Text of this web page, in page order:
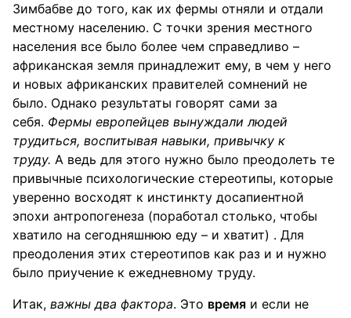
Зимбабве до того, как их фермы отняли и отдали
местному населению. С точки зрения местного
населения все было более чем справедливо –
африканская земля принадлежит ему, в чем у него
и новых африканских правителей сомнений не
было. Однако результаты говорят сами за
себя. Фермы европейцев вынуждали людей
трудиться, воспитывая навыки, привычку к
труду. А ведь для этого нужно было преодолеть те
привычные психологические стереотипы, которые
уверенно восходят к инстинкту досапиентной
эпохи антропогенеза (поработал столько, чтобы
хватило на сегодняшнюю еду – и хватит) . Для
преодоления этих стереотипов как раз и и нужно
было приучение к ежедневному труду.
Итак, важны два фактора. Это время и если не